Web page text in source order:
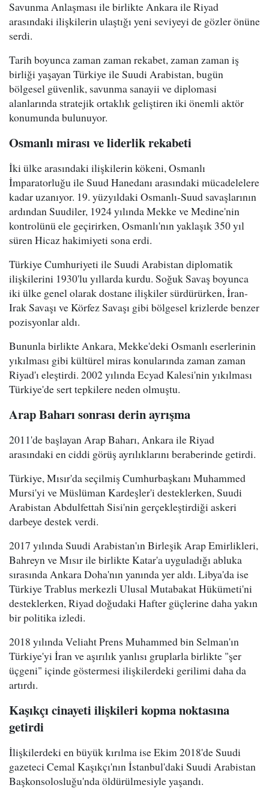
Savunma Anlaşması ile birlikte Ankara ile Riyad
arasındaki ilişkilerin ulaştığı yeni seviyeyi de gözler önüne
serdi.
Tarih boyunca zaman zaman rekabet, zaman zaman iş
birliği yaşayan Türkiye ile Suudi Arabistan, bugün
bölgesel güvenlik, savunma sanayii ve diplomasi
alanlarında stratejik ortaklık geliştiren iki önemli aktör
konumunda bulunuyor.
Osmanlı mirası ve liderlik rekabeti
İki ülke arasındaki ilişkilerin kökeni, Osmanlı
İmparatorluğu ile Suud Hanedanı arasındaki mücadelelere
kadar uzanıyor. 19. yüzyıldaki Osmanlı-Suud savaşlarının
ardından Suudiler, 1924 yılında Mekke ve Medine'nin
kontrolünü ele geçirirken, Osmanlı'nın yaklaşık 350 yıl
süren Hicaz hakimiyeti sona erdi.
Türkiye Cumhuriyeti ile Suudi Arabistan diplomatik
ilişkilerini 1930'lu yıllarda kurdu. Soğuk Savaş boyunca
iki ülke genel olarak dostane ilişkiler sürdürürken, İran-
Irak Savaşı ve Körfez Savaşı gibi bölgesel krizlerde benzer
pozisyonlar aldı.
Bununla birlikte Ankara, Mekke'deki Osmanlı eserlerinin
yıkılması gibi kültürel miras konularında zaman zaman
Riyad'ı eleştirdi. 2002 yılında Ecyad Kalesi'nin yıkılması
Türkiye'de sert tepkilere neden olmuştu.
Arap Baharı sonrası derin ayrışma
2011'de başlayan Arap Baharı, Ankara ile Riyad
arasındaki en ciddi görüş ayrılıklarını beraberinde getirdi.
Türkiye, Mısır'da seçilmiş Cumhurbaşkanı Muhammed
Mursi'yi ve Müslüman Kardeşler'i desteklerken, Suudi
Arabistan Abdulfettah Sisi'nin gerçekleştirdiği askeri
darbeye destek verdi.
2017 yılında Suudi Arabistan'ın Birleşik Arap Emirlikleri,
Bahreyn ve Mısır ile birlikte Katar'a uyguladığı abluka
sırasında Ankara Doha'nın yanında yer aldı. Libya'da ise
Türkiye Trablus merkezli Ulusal Mutabakat Hükümeti'ni
desteklerken, Riyad doğudaki Hafter güçlerine daha yakın
bir politika izledi.
2018 yılında Veliaht Prens Muhammed bin Selman'ın
Türkiye'yi İran ve aşırılık yanlısı gruplarla birlikte "şer
üçgeni" içinde göstermesi ilişkilerdeki gerilimi daha da
artırdı.
Kaşıkçı cinayeti ilişkileri kopma noktasına
getirdi
İlişkilerdeki en büyük kırılma ise Ekim 2018'de Suudi
gazeteci Cemal Kaşıkçı'nın İstanbul'daki Suudi Arabistan
Başkonsolosluğu'nda öldürülmesiyle yaşandı.